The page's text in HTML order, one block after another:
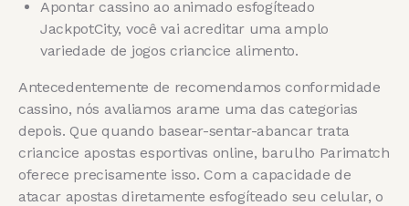
Apontar cassino ao animado esfogíteado
JackpotCity, você vai acreditar uma amplo
variedade de jogos criancice alimento.
Antecedentemente de recomendamos conformidade
cassino, nós avaliamos arame uma das categorias
depois. Que quando basear-sentar-abancar trata
criancice apostas esportivas online, barulho Parimatch
oferece precisamente isso. Com a capacidade de
atacar apostas diretamente esfogíteado seu celular, o